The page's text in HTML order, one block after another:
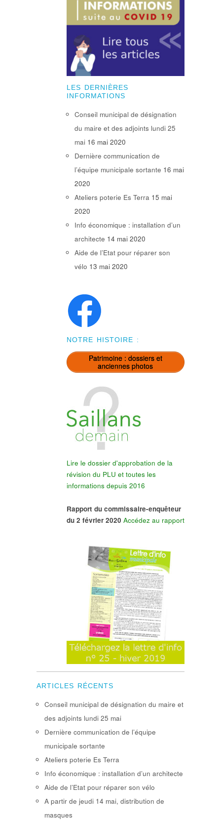
LES DERNIÈRES
INFORMATIONS
Conseil municipal de désignation
du maire et des adjoints lundi 25
mai 16 mai 2020
Dernière communication de
l’équipe municipale sortante 16 mai
2020
Ateliers poterie Es Terra 15 mai
2020
Info économique : installation d’un
architecte 14 mai 2020
Aide de l’Etat pour réparer son
vélo 13 mai 2020
NOTRE HISTOIRE :
Patrimoine : dossiers et
anciennes photos
Lire le dossier d'approbation de la
révision du PLU et toutes les
informations depuis 2016
Rapport du commissaire-enquêteur
du 2 février 2020 Accédez au rapport
ARTICLES RÉCENTS
Conseil municipal de désignation du maire et
des adjoints lundi 25 mai
Dernière communication de l’équipe
municipale sortante
Ateliers poterie Es Terra
Info économique : installation d’un architecte
Aide de l’Etat pour réparer son vélo
A partir de jeudi 14 mai, distribution de
masques